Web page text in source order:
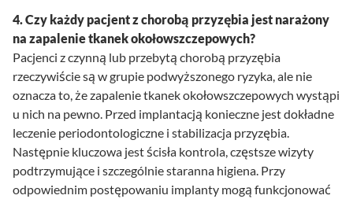
4. Czy każdy pacjent z chorobą przyzębia jest narażony
na zapalenie tkanek okołowszczepowych?
Pacjenci z czynną lub przebytą chorobą przyzębia
rzeczywiście są w grupie podwyższonego ryzyka, ale nie
oznacza to, że zapalenie tkanek okołowszczepowych wystąpi
u nich na pewno. Przed implantacją konieczne jest dokładne
leczenie periodontologiczne i stabilizacja przyzębia.
Następnie kluczowa jest ścisła kontrola, częstsze wizyty
podtrzymujące i szczególnie staranna higiena. Przy
odpowiednim postępowaniu implanty mogą funkcjonować